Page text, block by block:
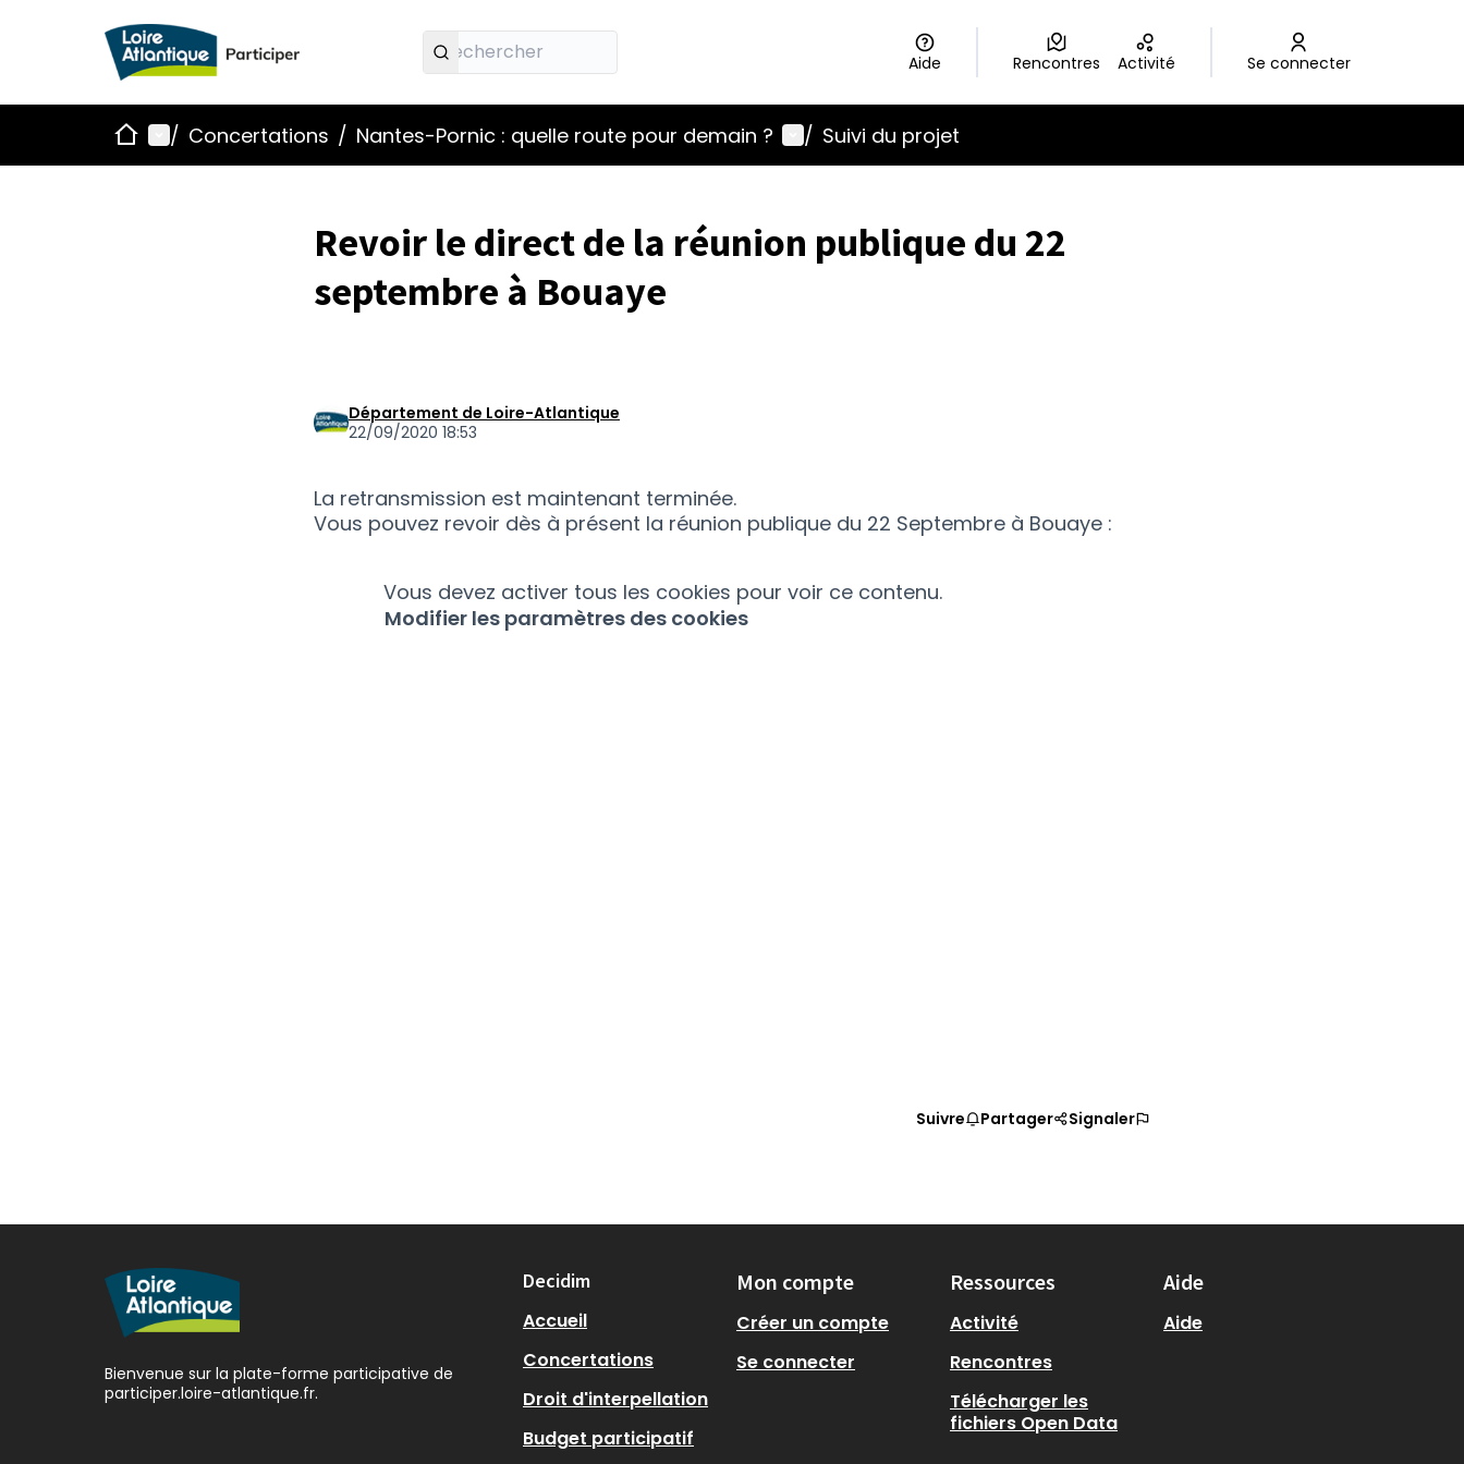
Aide Rencontres Activité Se connecter
AccueilMenu principal
/ Concertations / Nantes-Pornic : quelle route pour demain ? Menu utilisateur
/ Suivi du projet
Revoir le direct de la réunion publique du 22
septembre à Bouaye
Département de Loire-Atlantique
22/09/2020 18:53
La retransmission est maintenant terminée.
Vous pouvez revoir dès à présent la réunion publique du 22 Septembre à Bouaye :
Vous devez activer tous les cookies pour voir ce contenu.
Modifier les paramètres des cookies
Suivre Partager Signaler
Bienvenue sur la plate-forme participative de
participer.loire-atlantique.fr.
Decidim
Accueil
Concertations
Droit d'interpellation
Budget participatif
Mon compte
Créer un compte
Se connecter
Ressources
Activité
Rencontres
Télécharger les
fichiers Open Data
Aide
Aide